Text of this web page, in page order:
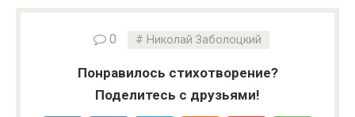
0 Николай Заболоцкий
Понравилось стихотворение?
Поделитесь с друзьями!